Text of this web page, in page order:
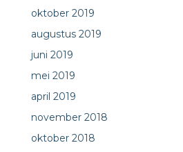
oktober 2019
augustus 2019
juni 2019
mei 2019
april 2019
november 2018
oktober 2018